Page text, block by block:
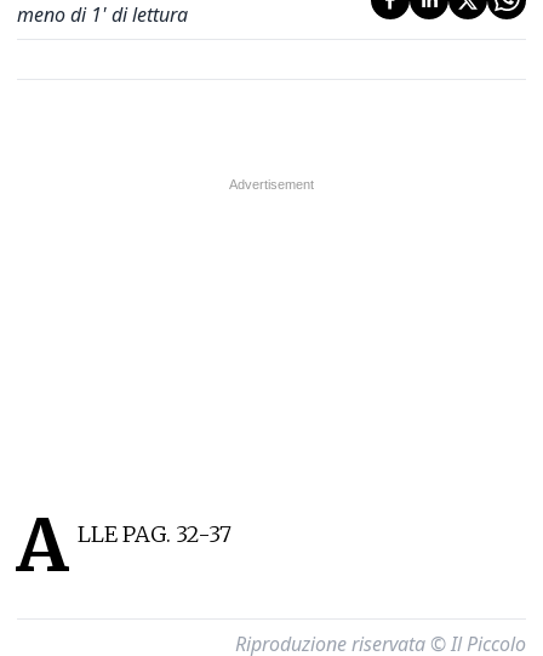
meno di 1' di lettura
A LLE PAG. 32-37
Riproduzione riservata © Il Piccolo